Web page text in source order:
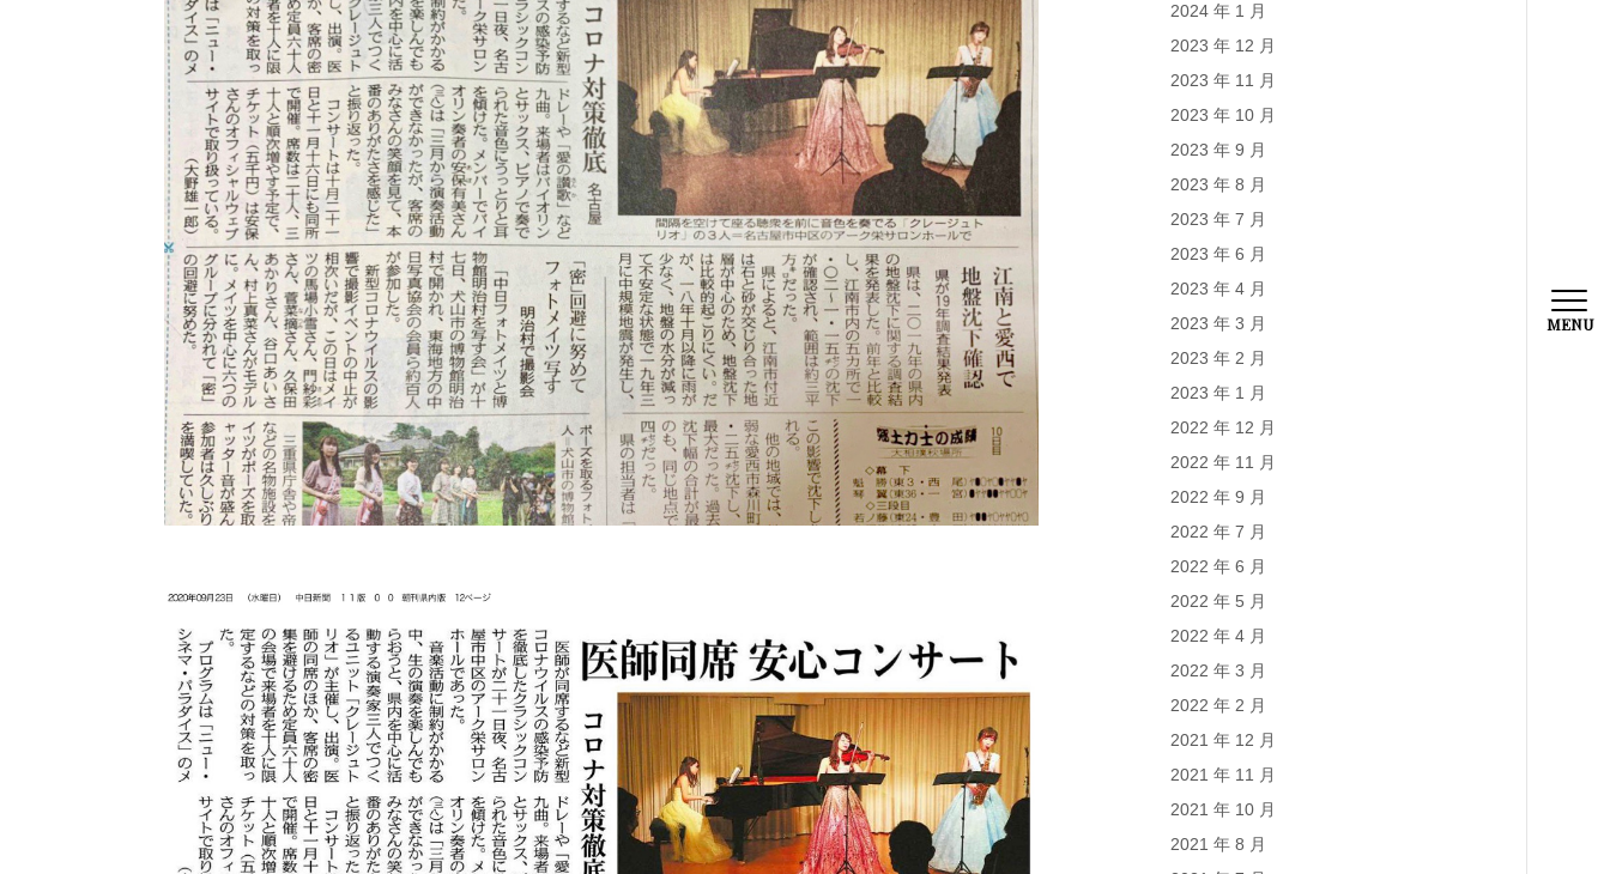
2024 年 1 月
2023 年 12 月
2023 年 11 月
2023 年 10 月
2023 年 9 月
2023 年 8 月
2023 年 7 月
2023 年 6 月
2023 年 4 月
2023 年 3 月
2023 年 2 月
2023 年 1 月
2022 年 12 月
2022 年 11 月
2022 年 9 月
2022 年 7 月
2022 年 6 月
2022 年 5 月
2022 年 4 月
2022 年 3 月
2022 年 2 月
2021 年 12 月
2021 年 11 月
2021 年 10 月
2021 年 8 月